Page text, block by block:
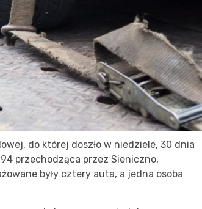
do której doszło w niedziele, 30 dnia
przechodząca przez Sieniczno,
były cztery auta, a jedna osoba